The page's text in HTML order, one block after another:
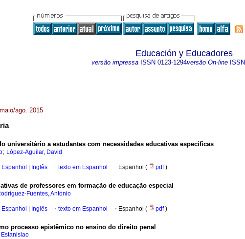
Educación y Educadores
versão impressa ISSN 0123-1294versão On-line ISSN
ago. 2015
universitário a estudantes com necessidades educativas específicas
; López-Aguilar, David
Espanhol Inglês · texto em Espanhol · Espanhol ( pdf)
de professores em formação de educação especial
Fuentes, Antonio
Espanhol Inglês · texto em Espanhol · Espanhol ( pdf)
processo epistêmico no ensino do direito penal